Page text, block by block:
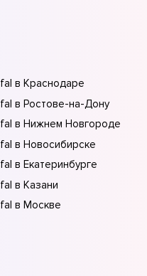
в Краснодаре
в Ростове-на-Донy
в Нижнем Новгороде
в Новосибирске
в Екатеринбурге
в Казани
в Москве